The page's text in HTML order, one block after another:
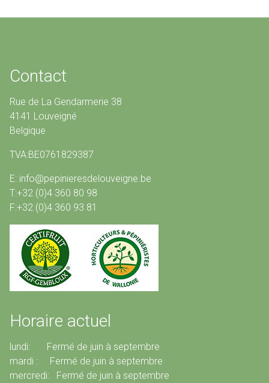
Contact
Rue de La Gendarmerie 38
4141 Louveigné
Belgique
TVA:BE0761829387
E: info@pepinieresdelouveigne.be
T:+32 (0)4 360 80 98
F:+32 (0)4 360 93 81
Horaire actuel
lundi: Fermé de juin à septembre
mardi : Fermé de juin à septembre
mercredi: Fermé de juin à septembre